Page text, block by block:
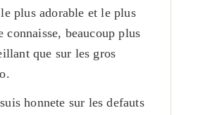
plus adorable et le plus
connaisse, beaucoup plus
que sur les gros
honnete sur les defauts